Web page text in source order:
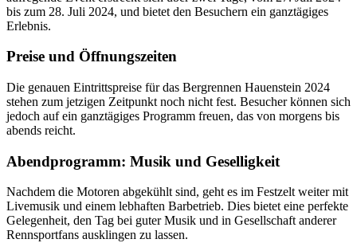
bis zum 28. Juli 2024, und bietet den Besuchern ein ganztägiges
Erlebnis.
Preise und Öffnungszeiten
Die genauen Eintrittspreise für das Bergrennen Hauenstein 2024
stehen zum jetzigen Zeitpunkt noch nicht fest. Besucher können sich
jedoch auf ein ganztägiges Programm freuen, das von morgens bis
abends reicht.
Abendprogramm: Musik und Geselligkeit
Nachdem die Motoren abgekühlt sind, geht es im Festzelt weiter mit
Livemusik und einem lebhaften Barbetrieb. Dies bietet eine perfekte
Gelegenheit, den Tag bei guter Musik und in Gesellschaft anderer
Rennsportfans ausklingen zu lassen.